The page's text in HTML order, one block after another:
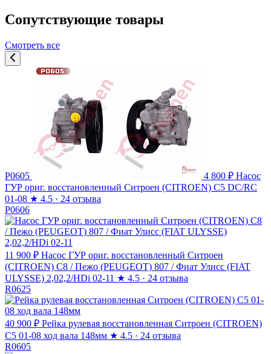
Сопутствующие товары
Смотреть все
P0605 4 800 ₽ Насос
ГУР ориг. восстановленный Ситроен (CITROEN) C5 DC/RC
01-08 ★ 4.5 · 24 отзыва
P0606
11 900 ₽ Насос ГУР ориг. восстановленный Ситроен
(CITROEN) C8 / Пежо (PEUGEOT) 807 / Фиат Улисс (FIAT
ULYSSE) 2,02,2/HDi 02-11 ★ 4.5 · 24 отзыва
R0625
40 900 ₽ Рейка рулевая восстановленная Ситроен (CITROEN)
C5 01-08 ход вала 148мм ★ 4.5 · 24 отзыва
R0605